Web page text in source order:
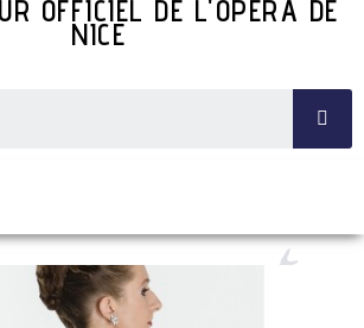
OFFICIEL DE L'OPÉRA DE
NICE